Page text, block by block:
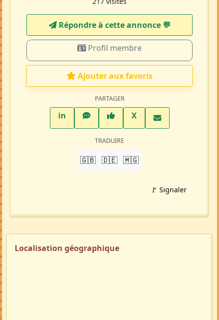
Répondre à cette annonce 💬​
Profil membre
Ajouter aux favoris
PARTAGER
inLinkedInWhatsAppFacebook
XTwitter X
TRADUIRE
🇬🇧 🇩🇪 🇲🇬
🚩 Signaler
Localisation géographique